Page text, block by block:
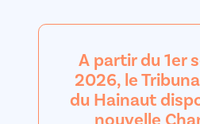
A partir du 1er
2026, le
du Hainaut
nouvelle